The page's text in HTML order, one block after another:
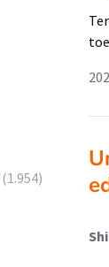
(1.954)